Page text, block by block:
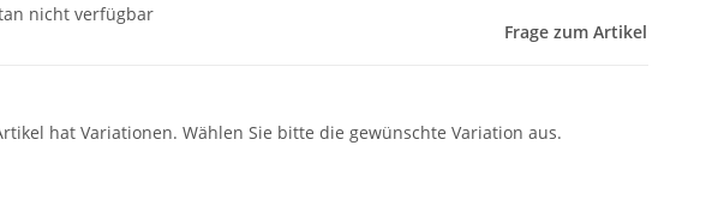
nicht verfügbar
Frage zum Artikel
hat Variationen. Wählen Sie bitte die gewünschte Variation aus.